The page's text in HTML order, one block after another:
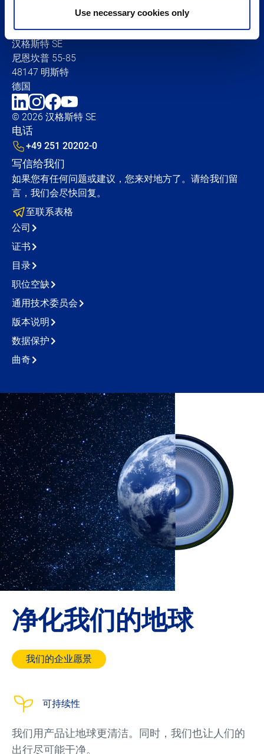
Use necessary cookies only
汉格斯特 SE
尼恩坎普 55-85
48147 明斯特
德国
© 2026 汉格斯特 SE
电话
+49 251 20202-0
写信给我们
如果您有任何问题或建议，您来对地方了。请给我们留
言，我们会尽快回复。
至联系表格
公司
证书
目录
职位空缺
通用技术委员会
版本说明
数据保护
曲奇
净化我们的地球
我们的企业愿景
可持续性
我们用产品让地球更清洁。同时，我们也让人们的
出行尽可能干净。